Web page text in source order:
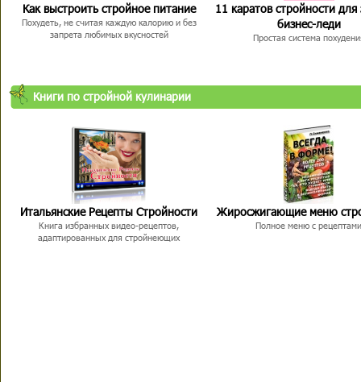
Как выстроить стройное питание
Похудеть, не считая каждую калорию и без
запрета любимых вкусностей
11 каратов стройности для
бизнес-леди
Простая система
Книги по стройной кулинарии
Итальянские Рецепты Стройности
Книга избранных видео-рецептов,
адаптированных для стройнеющих
Жиросжигающие меню
Полное меню с рецептами